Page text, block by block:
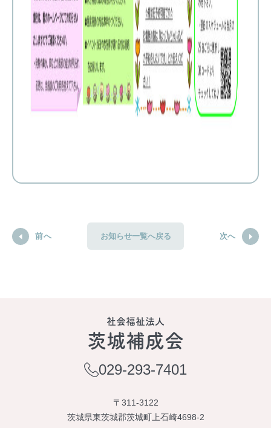
前へ お知らせ一覧へ戻る 次へ
社会福祉法人
茨城補成会
029-293-7401
〒311-3122
茨城県東茨城郡茨城町上石崎4698-2